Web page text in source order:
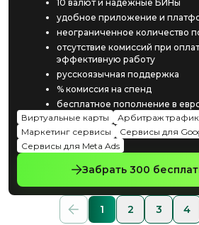
10 валют и надежные БИНы
удобное приложение и
неограниченное количество
отсутствие комиссий при
эффективную работу
русскоязычная поддержка
% комиссия на спенд
бесплатное пополнение в
Виртуальные карты
Арбитраж
Маркетинг сервисы
Сервисы для
Сервисы для Meta Ads
Забрать 300
1 2 3 4